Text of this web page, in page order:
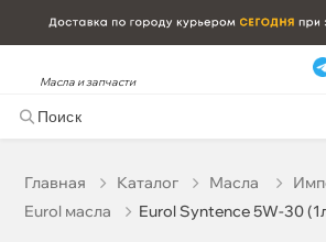
Масла и запчасти
Главная Катало Масла
Eurol масла
Eurol Syntence 5W-30